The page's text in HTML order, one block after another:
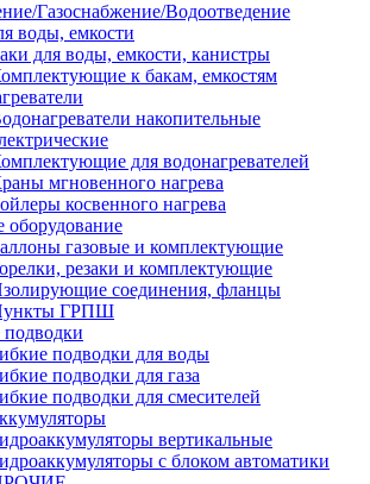
Газоснабжение/Водоотведение
воды, емкости
для воды, емкости, канистры
к бакам, емкостям
накопительные
для водонагревателей
мгновенного нагрева
косвенного нагрева
оборудование
газовые и комплектующие
резаки и комплектующие
соединения, фланцы
ГРПШ
подводки
подводки для воды
подводки для газа
подводки для смесителей
вертикальные
с блоком автоматики